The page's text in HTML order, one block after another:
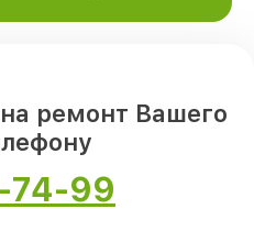
ремонт Вашего
74-99